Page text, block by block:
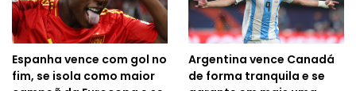
Espanha vence com gol no
fim, se isola como maior
Argentina vence Canadá
de forma tranquila e se